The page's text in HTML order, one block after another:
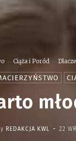
Ciąża i Poród
REDAKCJA KWL - 22